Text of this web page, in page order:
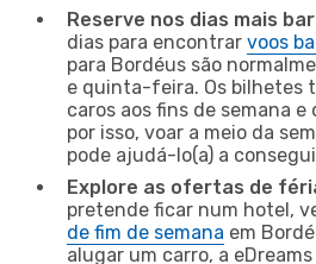
Reserve nos dias mais
dias para encontrar voos
para Bordéus são
e quinta-feira. Os bilhetes
caros aos fins de semana
por isso, voar a meio da
pode ajudá-lo(a) a
Explore as ofertas de
pretende ficar num hotel,
de fim de semana em
alugar um carro, a